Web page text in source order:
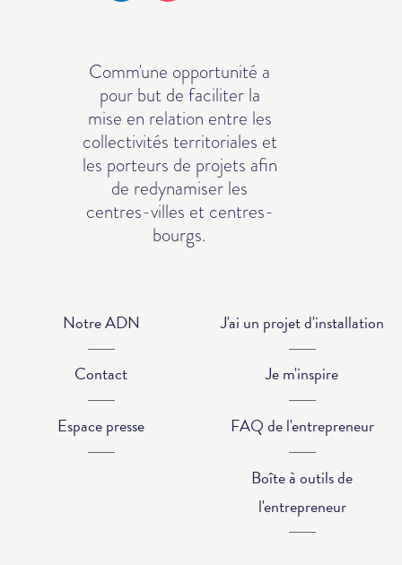
Comm'une opportunité a
pour but de faciliter la
mise en relation entre les
collectivités territoriales et
les porteurs de projets afin
de redynamiser les
centres-villes et centres-
bourgs.
Notre ADN
Contact
Espace presse
J'ai un projet d'installation
Je m'inspire
FAQ de l'entrepreneur
Boîte à outils de
l'entrepreneur